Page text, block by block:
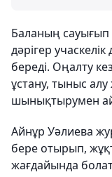
Баланың
дәрігер
береді. Оңалту
ұстану, тыныс
шынықтырумен
Айнұр Уәлиева
бере отырып,
жағдайында